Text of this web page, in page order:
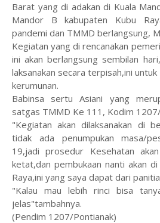
Barat yang di adakan di Kuala
Mandor B kabupaten Kubu
pandemi dan TMMD berlangsung,
Kegiatan yang di rencanakan
ini akan berlangsung sembilan
laksanakan secara terpisah,ini
kerumunan.
Babinsa sertu Asiani yang
satgas TMMD Ke 111, Kodim
"Kegiatan akan dilaksanakan di
tidak ada penumpukan masa/
19,jadi prosedur Kesehatan
ketat,dan pembukaan nanti akan
Raya,ini yang saya dapat dari
"Kalau mau lebih rinci bisa
jelas"tambahnya.
(Pendim 1207/Pontianak)